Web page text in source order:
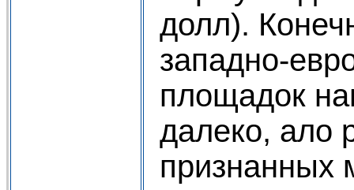
долл).
западно-
площадок
далеко, ало
признанных